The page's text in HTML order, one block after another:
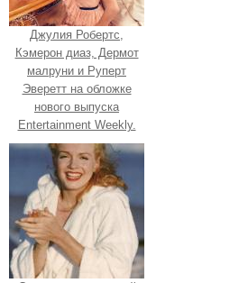
Джулия Робертс,
Кэмерон диаз, Дермот
малруни и Руперт
Эверетт на обложке
нового выпуска
Entertainment Weekly.